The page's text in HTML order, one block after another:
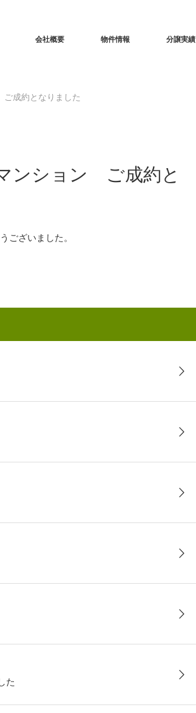
会社概要 物件情報 分譲実績
成約となりました
ンション ご成約と
ざいました。
た